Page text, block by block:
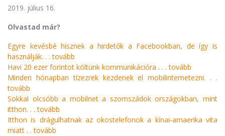
2019. július 16.
Olvastad már?
Egyre kevésbé hisznek a hirdetők a Facebookban, de így is
használják. . .tovább
Havi 20 ezer forintot költünk kommunikációra . . .tovább
Minden hónapban tízezrek kezdenek el mobilinternetezni. . .
tovább
Sokkal olcsóbb a mobilnet a szomszádok országokban, mint
itthon. . . tovább
Itthon is drágulhatnak az okostelefonok a kínai-amaerika vita
miatt . .tovább